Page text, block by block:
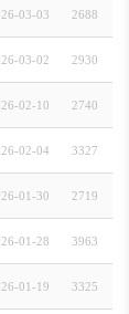
회 개최 안내
03-03 2688
～ 無料セミ
03-02 2930
공고
02-10 2740
경 및 비즈니
02-04 3327
01-30 2719
簿」發刊 관련
01-28 3963
최 안내(신청
01-19 3325